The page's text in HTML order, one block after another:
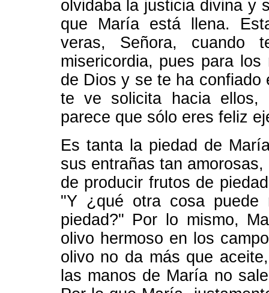
olvidaba la justicia divina y
que María está llena.
veras, Señora, cuando
misericordia, pues para
de Dios y se te ha confiado
te ve solicita hacia ellos,
parece que sólo eres feliz
Es tanta la piedad de
sus entrañas tan
de producir frutos de
"Y ¿qué otra cosa puede
piedad?" Por lo mismo,
olivo hermoso en los
olivo no da más que
las manos de María no